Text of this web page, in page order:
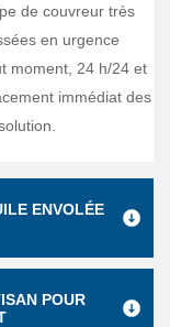
de couvreur très
en urgence
moment, 24 h/24 et
immédiat des
ENVOLÉE
POUR